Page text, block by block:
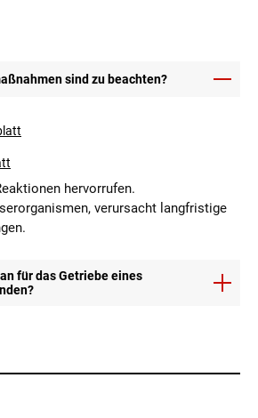
sind zu beachten?
hervorrufen.
verursacht langfristige
für das Getriebe eines
im Wartungsheft Ihres Motorrollers.